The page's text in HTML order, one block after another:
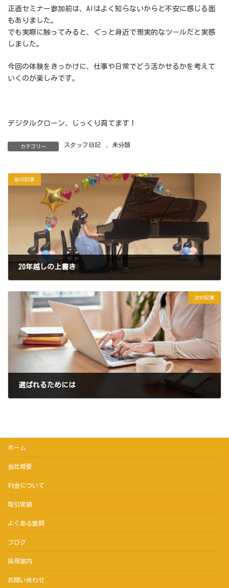
正直セミナー参加前は、AIはよく知らないからと不安に感じる面
もありました。
でも実際に触ってみると、ぐっと身近で現実的なツールだと実感
しました。
今回の体験をきっかけに、仕事や日常でどう活かせるかを考えて
いくのが楽しみです。
デジタルクローン、じっくり育てます！
カテゴリー スタッフ日記 未分類
前の記事
20年越しの上書き
次の記事
選ばれるためには
ホーム
会社概要
料金について
取引実績
よくある質問
ブログ
採用案内
お問い合わせ